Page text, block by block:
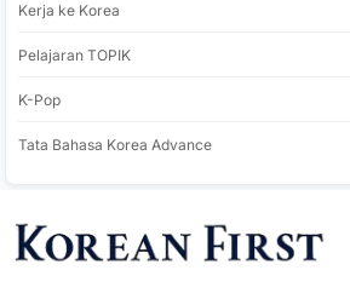
Kerja ke Korea
Pelajaran TOPIK
K-Pop
Tata Bahasa Korea Advance